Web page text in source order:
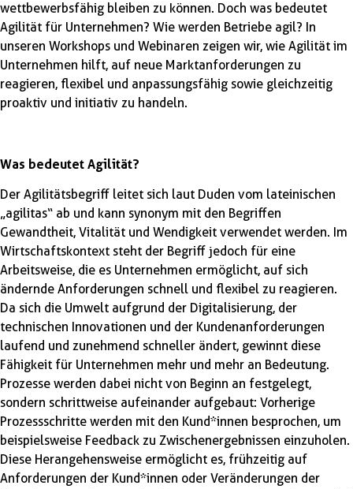
wettbewerbsfähig bleiben zu können. Doch was bedeutet
Agilität für Unternehmen? Wie werden Betriebe agil? In
unseren Workshops und Webinaren zeigen wir, wie Agilität im
Unternehmen hilft, auf neue Marktanforderungen zu
reagieren, flexibel und anpassungsfähig sowie gleichzeitig
proaktiv und initiativ zu handeln.
Was bedeutet Agilität?
Der Agilitätsbegriff leitet sich laut Duden vom lateinischen
„agilitas“ ab und kann synonym mit den Begriffen
Gewandtheit, Vitalität und Wendigkeit verwendet werden. Im
Wirtschaftskontext steht der Begriff jedoch für eine
Arbeitsweise, die es Unternehmen ermöglicht, auf sich
ändernde Anforderungen schnell und flexibel zu reagieren.
Da sich die Umwelt aufgrund der Digitalisierung, der
technischen Innovationen und der Kundenanforderungen
laufend und zunehmend schneller ändert, gewinnt diese
Fähigkeit für Unternehmen mehr und mehr an Bedeutung.
Prozesse werden dabei nicht von Beginn an festgelegt,
sondern schrittweise aufeinander aufgebaut: Vorherige
Prozessschritte werden mit den Kund*innen besprochen, um
beispielsweise Feedback zu Zwischenergebnissen einzuholen.
Diese Herangehensweise ermöglicht es, frühzeitig auf
Anforderungen der Kund*innen oder Veränderungen der